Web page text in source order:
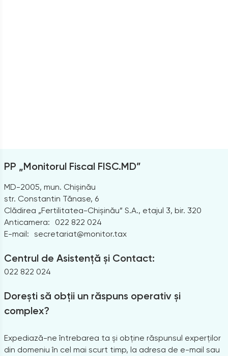
PP „Monitorul Fiscal FISC.MD”
MD-2005, mun. Chișinău
str. Constantin Tănase, 6
Clădirea „Fertilitatea-Chișinău” S.A., etajul 3, bir. 320
Anticamera:
022 822 024
E-mail: secretariat@monitor.tax
Centrul de Asistență și Contact:
022 822 024
Dorești să obții un răspuns operativ și
complex?
Expediază-ne întrebarea ta și obține răspunsul experților
din domeniu în cel mai scurt timp, la adresa de e-mail sau